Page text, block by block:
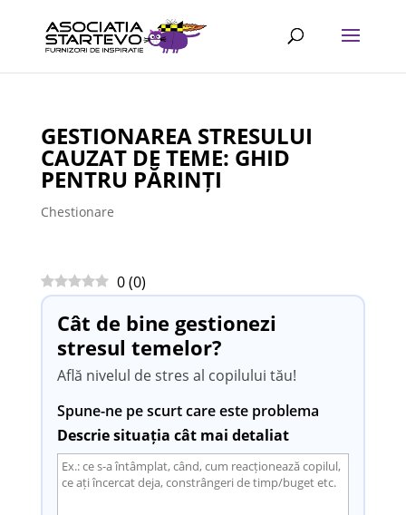
GESTIONAREA STRESULUI
CAUZAT DE TEME: GHID
PENTRU PĂRINȚI
Chestionare
0 (0)
Cât de bine gestionezi
stresul temelor?
Află nivelul de stres al copilului tău!
Spune-ne pe scurt care este problema
Descrie situația cât mai detaliat